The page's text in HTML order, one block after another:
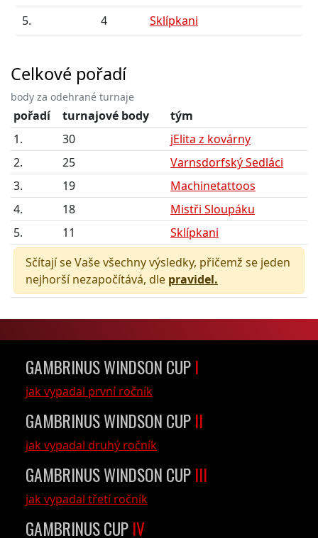
5.
4 Sklípkani
Celkové pořadí
body za odehrané turnaje
pořadí turnajové body
tým
1.
30
jElita z kovárny
2.
25
Varnsdorfský Sedláci
3.
19
Machinetattoos
4.
18
Mistři Sloupáku
5.
11
Sklípkani
Sčítají se Vaše všechny výsledky, přičemž se jeden
nejhorší nezapočítává, dle pravidel.
GAMBRINUS WINDSON CUP I
jak vypadal první ročník
GAMBRINUS WINDSON CUP II
jak vypadal druhý ročník
GAMBRINUS WINDSON CUP III
jak vypadal třetí ročník
GAMBRINUS CUP IV